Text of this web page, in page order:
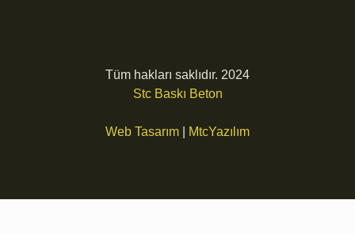
Tüm hakları saklıdır. 2024
Stc Baskı Beton
Web Tasarım MtcYazılım